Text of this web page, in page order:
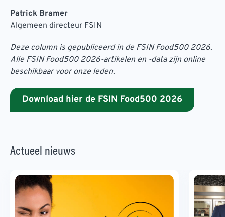
Patrick Bramer
Algemeen directeur FSIN
Deze column is gepubliceerd in de FSIN Food500 2026.
Alle FSIN Food500 2026-artikelen en -data zijn online
beschikbaar voor onze leden.
Download hier de FSIN Food500 2026
Actueel nieuws